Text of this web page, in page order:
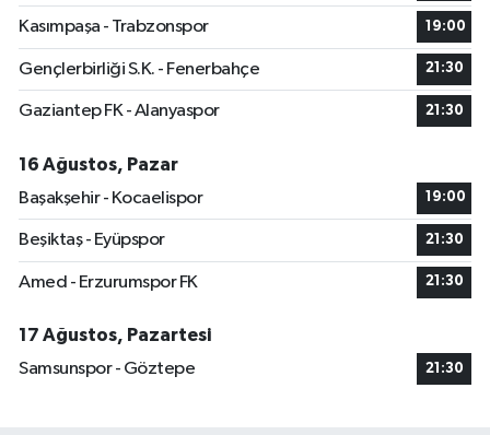
Kasımpaşa - Trabzonspor 19:00
Gençlerbirliği S.K. - Fenerbahçe 21:30
Gaziantep FK - Alanyaspor 21:30
16 Ağustos, Pazar
Başakşehir - Kocaelispor
19:00
Beşiktaş - Eyüpspor 21:30
Amed - Erzurumspor FK 21:30
17 Ağustos, Pazartesi
Samsunspor - Göztepe
21:30